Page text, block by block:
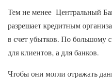
Тем не менее Центральный
разрешает кредитным
в счет убытков. По большому
для клиентов, а для банков.
Чтобы они могли отражать